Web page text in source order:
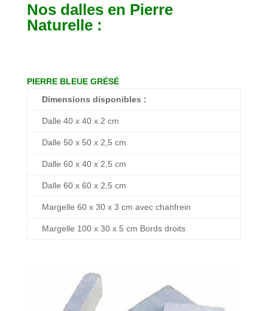
Nos dalles en Pierre
Naturelle :
PIERRE BLEUE GRÉSÉ
Dimensions disponibles :
Dalle 40 x 40 x 2 cm
Dalle 50 x 50 x 2,5 cm
Dalle 60 x 40 x 2,5 cm
Dalle 60 x 60 x 2,5 cm
Margelle 60 x 30 x 3 cm avec chanfrein
Margelle 100 x 30 x 5 cm Bords droits